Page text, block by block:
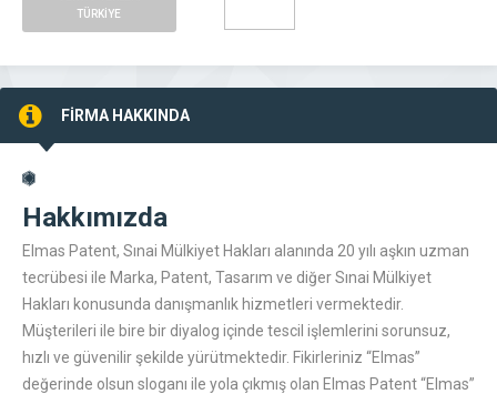
TÜRKİYE
FİRMA HAKKINDA
Hakkımızda
Elmas Patent, Sınai Mülkiyet Hakları alanında 20 yılı aşkın uzman
tecrübesi ile Marka, Patent, Tasarım ve diğer Sınai Mülkiyet
Hakları konusunda danışmanlık hizmetleri vermektedir.
Müşterileri ile bire bir diyalog içinde tescil işlemlerini sorunsuz,
hızlı ve güvenilir şekilde yürütmektedir. Fikirleriniz “Elmas”
değerinde olsun sloganı ile yola çıkmış olan Elmas Patent “Elmas”